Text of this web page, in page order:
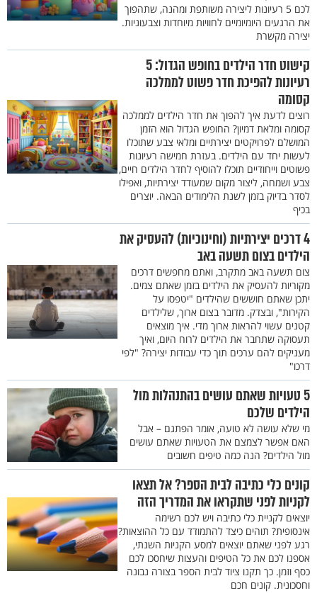
לכם 5 רעיונות ליצירה משותפת ומהנה, שתהפוך
את הרגעים היומיומיים לחוויות מיוחדות וצבעוניות.
יצירה מקשרת
קישוט חדר הילדים בחופש הגדול: 5
רעיונות להפיכת חדר פשוט לממלכה
קסומה
רוצים לדעת איך להפוך את חדר הילדים לממלכה
קסומה ומלאת דמיון? החופש הגדול הוא הזמן
המושלם לפרויקטים יצירתיים ומלאי צבע שתוכלו
לעשות יחד עם הילדים. בעזרת חמישה רעיונות
פשוטים וייחודיים תוכלו להוסיף לחדר הילדים חיים,
צבע ושמחה, ליצור מקום שמעודד יצירתיות, ואפילו
לסדר בדיוק בזמן לשנת הלימודים הבאה. יוצרים
בכיף
4 דרכים יצירתיות (וחינוכיות) להעסיק את
הילדים בצום תשעה באב
צום תשעה באב מתקרב, ואתם מחפשים דרכים
מקוריות להעסיק את הילדים בזמן שאתם צמים.
יתכן שאתם חוששים שהילדים "יטפסו על
הקירות", ובצדק. מדובר בצום ארוך, שלילדים
קטנים עשוי להראות ארוך מדי. איך מוצאים
תעסוקה שתחבר את הילדים לרוח היום, ואיך
מעניקים להם ערכים תוך כדי עבודות יצירה? "לפי
דרכו"
5 טעויות שאתם עושים בהתנהלות מול
הילדים שלכם
מי שלא עושה לא טועה, אומר הפתגם – אבל
האם אפשר לצמצם את הטעויות שאתם עושים
מול הילדים? הנה כמה טיפים חשובים
קונים כלי כתיבה לבית הספר? אל תצאו
לקניות לפני שתקראו את המדריך הזה
יוצאים לקניית כלי כתיבה ויש לכם רשימה
אינסופית? תוהים כיצד להתמודד עם כל ההוצאות?
רגע לפני שאתם יוצאים למסע הקניות השנתי,
אספנו לכם את כל הטיפים והעצות שיחסכו לכם
כסף וזמן. כך תקנו ציוד לבית הספר בצורה נבונה
וחסכונית. קונים חכם